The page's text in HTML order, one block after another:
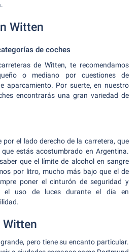
Witten
de coches
de Witten, te recomendamos
o mediano por cuestiones de
aparcamiento. Por suerte, en nuestro
encontrarás una gran variedad de
por el lado derecho de la carretera, que
estás acostumbrado en Argentina.
que el límite de alcohol en sangre
por litro, mucho más bajo que el de
poner el cinturón de seguridad y
el uso de luces durante el día en
Witten
pero tiene su encanto particular.